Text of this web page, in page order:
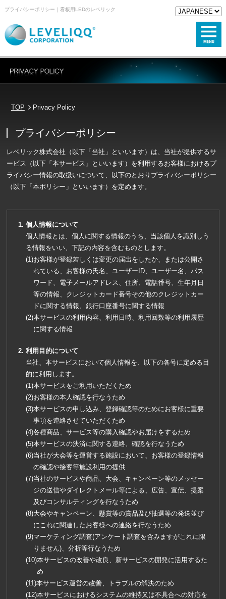
プライバシーポリシー｜看板用LEDのレベリック
TOP Privacy Policy
プライバシーポリシー
レベリック株式会社（以下「当社」といいます）は、当社が提供するサ
ービス（以下「本サービス」といいます）を利用するお客様におけるプ
ライバシー情報の取扱いについて、以下のとおりプライバシーポリシー
（以下「本ポリシー」といいます）を定めます。
個人情報について
個人情報とは、個人に関する情報のうち、当該個人を識別しう
る情報をいい、下記の内容を含むものとします。
お客様が登録若しくは変更の届出をしたか、または公開さ
れている、お客様の氏名、ユーザーID、ユーザー名、パス
ワード、電子メールアドレス、住所、電話番号、生年月日
等の情報、クレジットカード番号その他のクレジットカー
ドに関する情報、銀行口座番号に関する情報
本サービスの利用内容、利用日時、利用回数等の利用履歴
に関する情報
利用目的について
当社、本サービスにおいて個人情報を、以下の各号に定める目
的に利用します。
本サービスをご利用いただくため
お客様の本人確認を行なうため
本サービスの申し込み、登録確認等のためにお客様に重要
事項を連絡させていただくため
各種商品、サービス等の購入確認やお届けをするため
本サービスの決済に関する連絡、確認を行なうため
当社が大会等を運営する施設において、お客様の登録情報
の確認や接客等施設利用の提供
当社のサービスや商品、大会、キャンペーン等のメッセー
ジの送信やダイレクトメール等による、広告、宣伝、提案
及びコンサルティングを行なうため
大会やキャンペーン、懸賞等の賞品及び抽選等の発送並び
にこれに関連したお客様への連絡を行なうため
マーケティング調査(アンケート調査を含みますがこれに限
りません)、分析等行なうため
本サービスの改善や改良、新サービスの開発に活用するた
め
本サービス運営の改善、トラブルの解決のため
本サービスにおけるシステムの維持又は不具合への対応を